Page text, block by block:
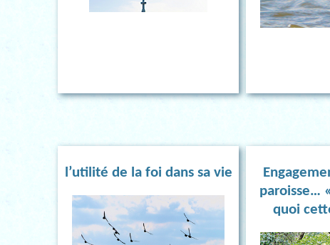
l’utilité de la foi dans sa vie
paroisse…
quoi